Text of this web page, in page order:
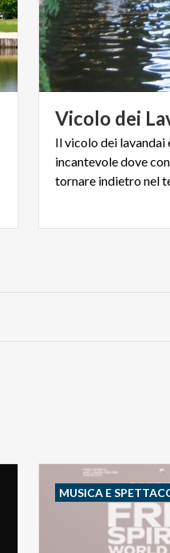
Vicolo dei
Il vicolo dei lavandai
incantevole dove
tornare indietro nel
MUSICA E